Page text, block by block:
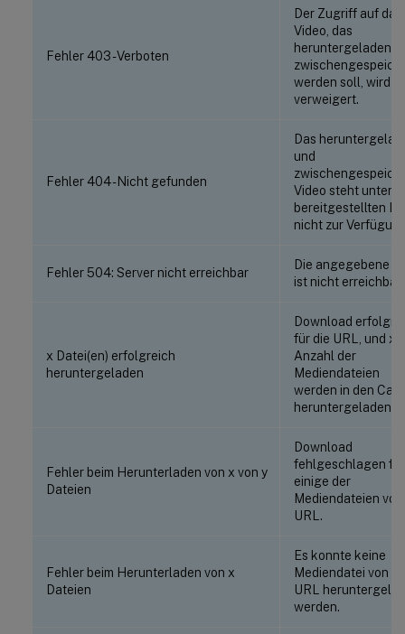
Fehler 403 - Verboten
Der Zugriff auf das
Video, das
heruntergeladen
werden soll, wird
verweigert.
Fehler 404 - Nicht gefunden
Das
und
Video steht unter
bereitgestellten
nicht zur
Fehler 504: Server nicht erreichbar
Die angegebene
ist nicht erreichbar.
x Datei(en) erfolgreich
heruntergeladen
Download
für die URL, und x
Anzahl der
Mediendateien
werden in den
heruntergeladen.
Fehler beim Herunterladen von x von y
Dateien
Download
fehlgeschlagen für
einige der
Mediendateien
URL.
Fehler beim Herunterladen von x
Dateien
Es konnte keine
Mediendatei von
URL
werden.